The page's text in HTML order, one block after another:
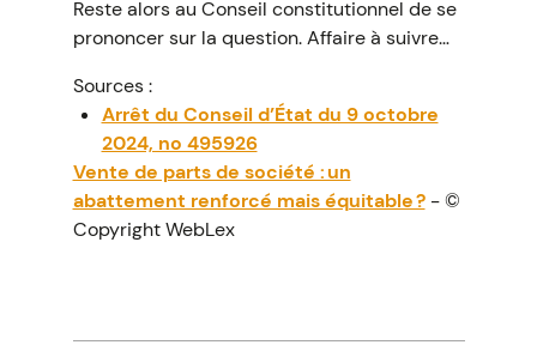
Reste alors au Conseil constitutionnel de se
prononcer sur la question. Affaire à suivre…
Sources :
Arrêt du Conseil d’État du 9 octobre
2024, no 495926
Vente de parts de société : un
abattement renforcé mais équitable ?- ©
Copyright WebLex